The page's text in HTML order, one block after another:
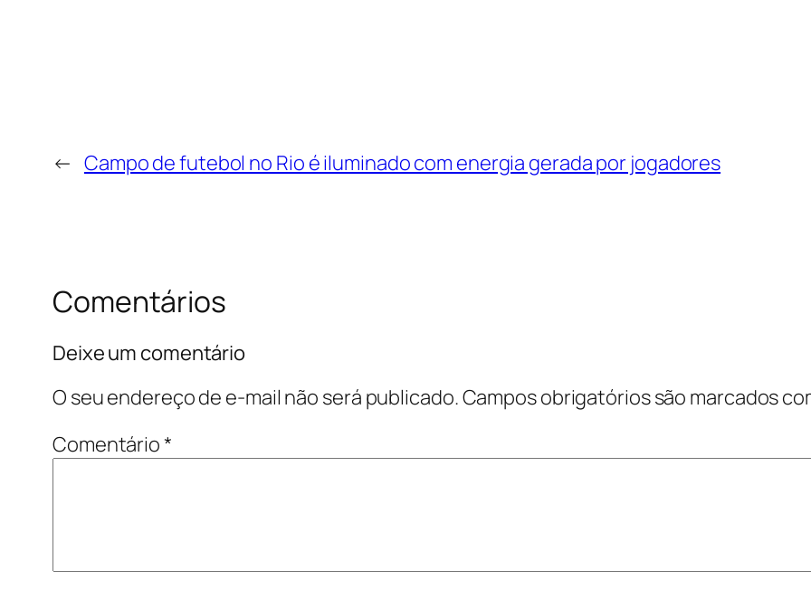
← Campo de futebol no Rio é iluminado com energia gerada por jogadores
Comentários
Deixe um comentário
O seu endereço de e-mail não será publicado.Campos obrigatórios são marcados
Comentário*